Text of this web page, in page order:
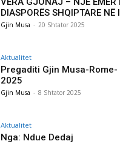
DIASPORËS SHQIPTARE NË
Gjin Musa - 20 Shtator 2025
Aktualitet
Pregaditi Gjin Musa-Rome-
2025
Gjin Musa - 8 Shtator 2025
Aktualitet
Nga: Ndue Dedaj